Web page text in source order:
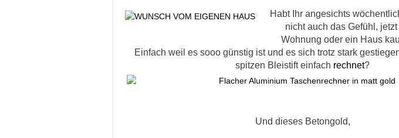
Habt Ihr angesichts
nicht auch das Gefühl,
Wohnung oder ein Haus
Einfach weil es sooo günstig ist und es sich trotz stark
spitzen Bleistift einfach rechnet?
Und dieses Betongold,